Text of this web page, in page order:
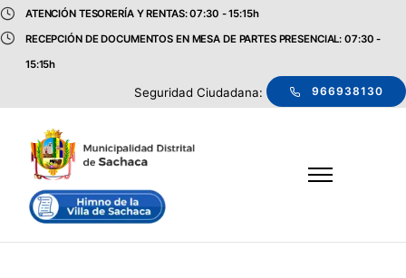
ATENCIÓN TESORERÍA Y RENTAS: 07:30 - 15:15h
RECEPCIÓN DE DOCUMENTOS EN MESA DE PARTES PRESENCIAL: 07:30 -
15:15h
Seguridad Ciudadana: 966938130